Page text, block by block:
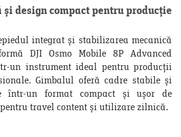
design compact pentru producție
integrat și stabilizarea mecanică
DJI Osmo Mobile 8P Advanced
un instrument ideal pentru producții
Gimbalul oferă cadre stabile și
într-un format compact și ușor de
travel content și utilizare zilnică.